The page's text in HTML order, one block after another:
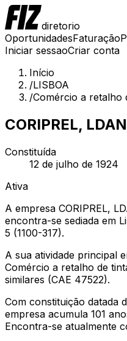
diretorio
OportunidadesFaturação
Iniciar sessaoCriar conta
Início
/LISBOA
/Comércio a retalho
CORIPREL, LDA
Constituída
12 de julho de 1924
Ativa
A empresa CORIPREL,
encontra-se sediada em
5 (1100-317).
A sua atividade principal
Comércio a retalho de
similares (CAE 47522).
Com constituição datada
empresa acumula 101
Encontra-se atualmente